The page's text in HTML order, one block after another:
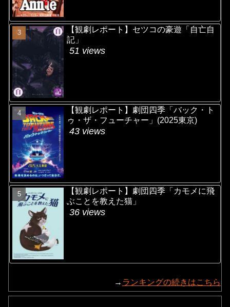
【観劇レポート】セツコの豪遊「自亡自
記」
51 views
【観劇レポート】劇団四季「バック・ト
ゥ・ザ・フューチャー」(2025東京)
43 views
【観劇レポート】劇団四季「カモメに飛
ぶことを教えた猫」
36 views
→ ランキングの続きはこちら